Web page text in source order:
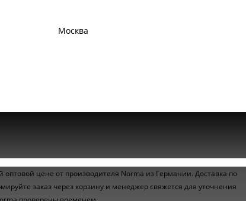
Москва
оптовой цене от производителя Norma из Германии. Доставка по
заказ через корзину и менеджер свяжется для уточнения